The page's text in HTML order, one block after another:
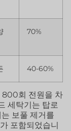
70%
40-60%
800회 전원을 차
세탁기는 탑로
보풀 제거를
포함되었습니